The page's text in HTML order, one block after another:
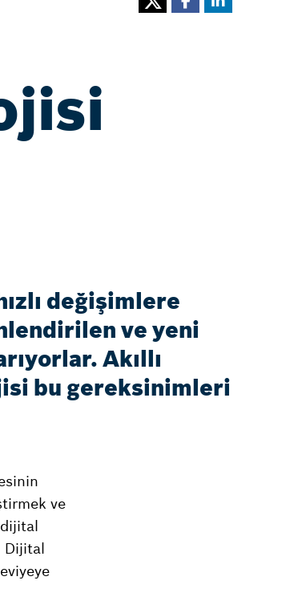
değişimlere
ve yeni
Akıllı
bu gereksinimleri
ve
Dijital